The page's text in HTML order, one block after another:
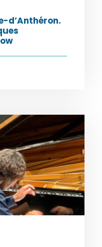
d’Anthéron.